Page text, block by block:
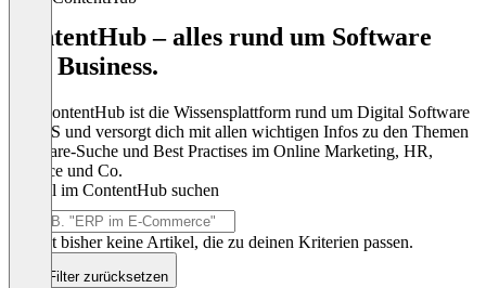
ContentHub – alles rund um Software
und Business.
Das ContentHub ist die Wissensplattform rund um Digital Software
& SaaS und versorgt dich mit allen wichtigen Infos zu den Themen
Software-Suche und Best Practises im Online Marketing, HR,
Finance und Co.
Artikel im ContentHub suchen
Es gibt bisher keine Artikel, die zu deinen Kriterien passen.
Filter zurücksetzen